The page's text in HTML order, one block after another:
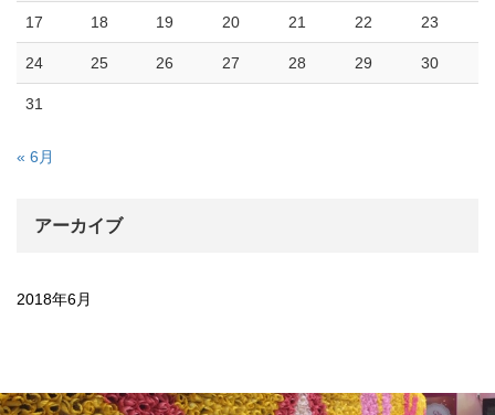
17 18 19 20 21 22 23
24 25 26 27 28 29 30
31
« 6月
アーカイブ
2018年6月